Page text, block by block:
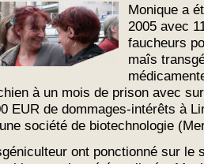
Monique a
2005 avec
faucheurs
maîs
à un mois de prison avec
EUR de dommages-intérêts à
société de biotechnologie
ont ponctionné sur le